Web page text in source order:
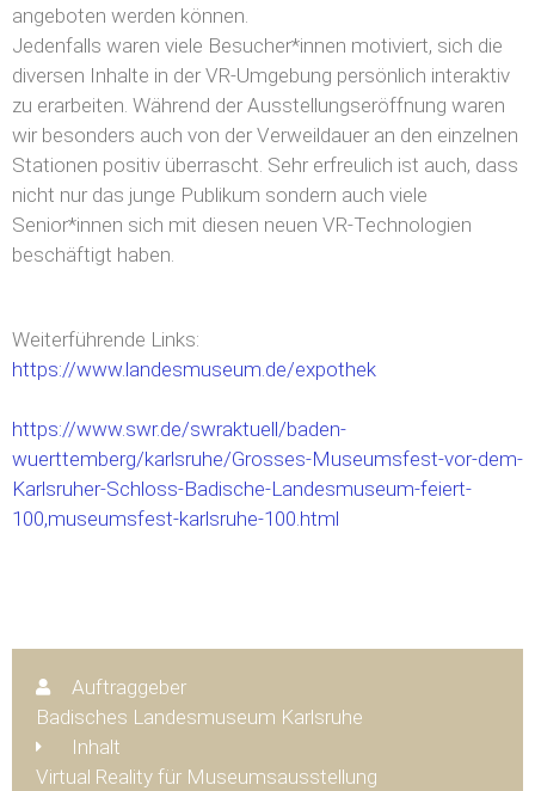
angeboten werden können.
Jedenfalls waren viele Besucher*innen motiviert, sich die
diversen Inhalte in der VR-Umgebung persönlich interaktiv
zu erarbeiten. Während der Ausstellungseröffnung waren
wir besonders auch von der Verweildauer an den einzelnen
Stationen positiv überrascht. Sehr erfreulich ist auch, dass
nicht nur das junge Publikum sondern auch viele
Senior*innen sich mit diesen neuen VR-Technologien
beschäftigt haben.
Weiterführende Links:
https://www.landesmuseum.de/expothek
https://www.swr.de/swraktuell/baden-
wuerttemberg/karlsruhe/Grosses-Museumsfest-vor-dem-
Karlsruher-Schloss-Badische-Landesmuseum-feiert-
100,museumsfest-karlsruhe-100.html
Auftraggeber
Badisches Landesmuseum Karlsruhe
Inhalt
Virtual Reality für Museumsausstellung